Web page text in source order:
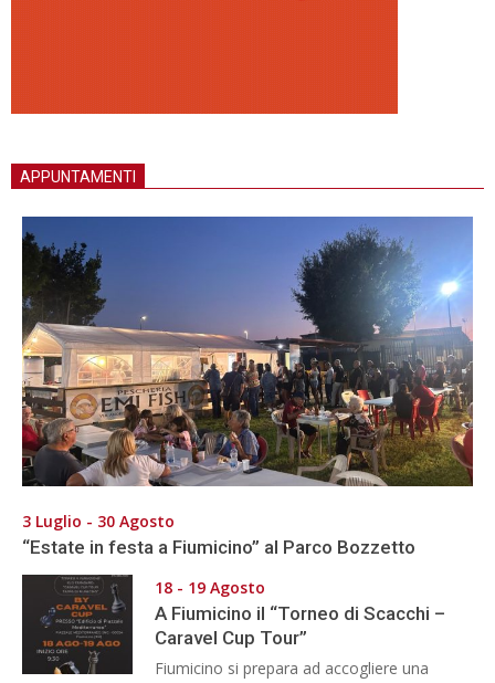
APPUNTAMENTI
3 Luglio - 30 Agosto
“Estate in festa a Fiumicino” al Parco Bozzetto
18 - 19 Agosto
A Fiumicino il “Torneo di Scacchi –
Caravel Cup Tour”
Fiumicino si prepara ad accogliere una